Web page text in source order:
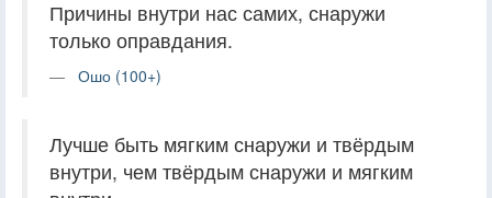
Причины внутри нас самих, снаружи
только оправдания.
Ошо (100+)
Лучше быть мягким снаружи и твёрдым
внутри, чем твёрдым снаружи и мягким